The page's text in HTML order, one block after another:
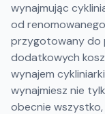
wynajmując
od
przygotowany do
dodatkowych
wynajem
wynajmiesz nie
obecnie